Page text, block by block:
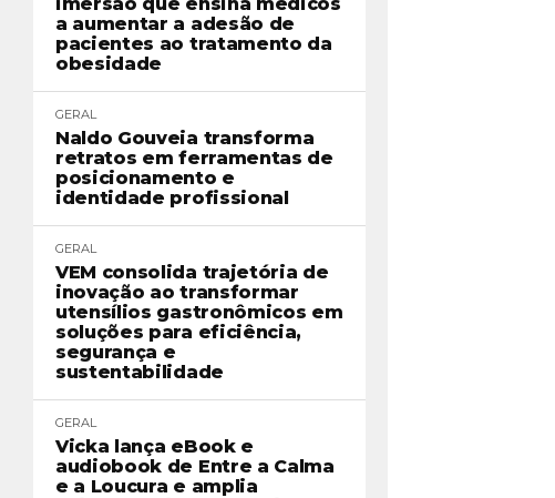
a aumentar a adesão de
pacientes ao tratamento da
obesidade
GERAL
Naldo Gouveia transforma
retratos em ferramentas de
posicionamento e
identidade profissional
GERAL
VEM consolida trajetória de
inovação ao transformar
utensílios gastronômicos em
soluções para eficiência,
segurança e
sustentabilidade
GERAL
Vicka lança eBook e
audiobook de Entre a Calma
e a Loucura e amplia